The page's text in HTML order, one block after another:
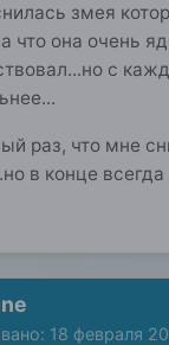
змея
что она очень
с
раз, что мне
в конце
18 февраля